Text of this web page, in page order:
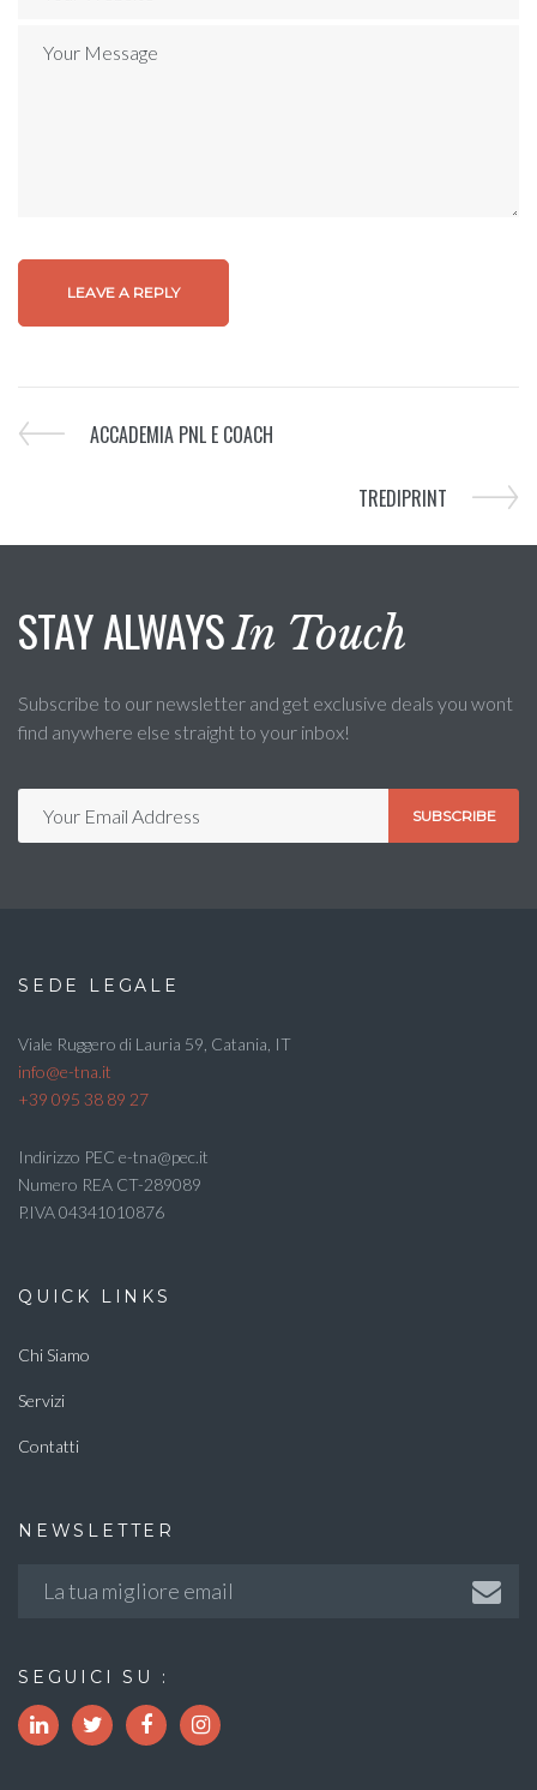
ACCADEMIA PNL E COACH
TREDIPRINT
STAY ALWAYSIn Touch
Subscribe to our newsletter and get exclusive deals you wont
find anywhere else straight to your inbox!
SUBSCRIBE
SEDE LEGALE
Viale Ruggero di Lauria 59, Catania, IT
info@e-tna.it
+39 095 38 89 27
Indirizzo PEC e-tna@pec.it
Numero REA CT-289089
P.IVA 04341010876
QUICK LINKS
Chi Siamo
Servizi
Contatti
NEWSLETTER
SEGUICI SU :